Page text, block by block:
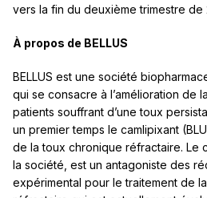
vers la fin du deuxième trimestre de
À propos de BELLUS
BELLUS est une société
qui se consacre à l’amélioration de
patients souffrant d’une toux
un premier temps le camlipixant
de la toux chronique réfractaire. Le
la société, est un antagoniste des
expérimental pour le traitement de